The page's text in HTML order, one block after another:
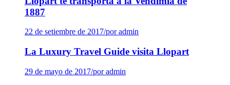
1887
22 de setiembre de 2017/por admin
La Luxury Travel Guide visita Llopart
29 de mayo de 2017/por admin